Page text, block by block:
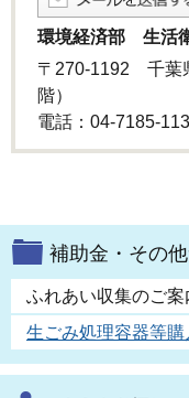
環境経済部 生活
〒270-1192 千葉
階）
電話：04-7185-
補助金・その
ふれあい収集のご案
生ごみ処理容器等